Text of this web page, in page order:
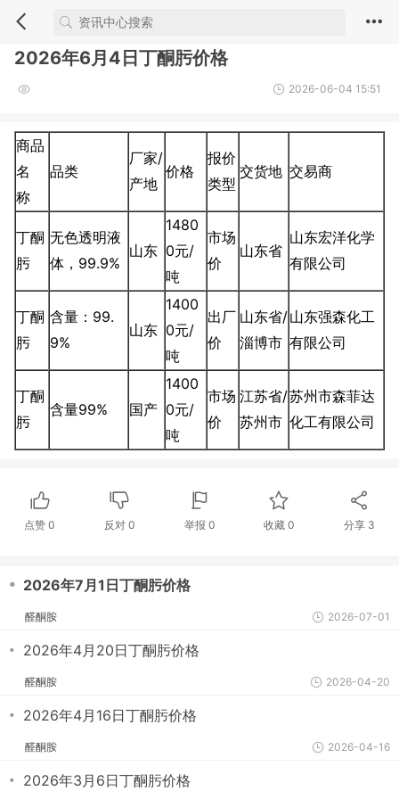
2026年6月4日丁酮肟价格
2026-06-04 15:51
商品
名
称
品类
厂家/
产地
价格
报价
类型
交货地 交易商
丁酮
肟
无色透明液
体，99.9%
山东
1480
0元/
吨
市场
价
山东省
山东宏洋化学
有限公司
丁酮
肟
含量：99.
9%
山东
1400
0元/
吨
出厂
价
山东省/
淄博市
山东强森化工
有限公司
丁酮
肟
含量99% 国产
1400
0元/
吨
市场
价
江苏省/
苏州市
苏州市森菲达
化工有限公司
点赞0 反对 0 举报 0 收藏 0 分享 3
・ 2026年7月1日丁酮肟价格
醛酮胺 2026-07-01
・ 2026年4月20日丁酮肟价格
醛酮胺 2026-04-20
・ 2026年4月16日丁酮肟价格
醛酮胺 2026-04-16
・ 2026年3月6日丁酮肟价格